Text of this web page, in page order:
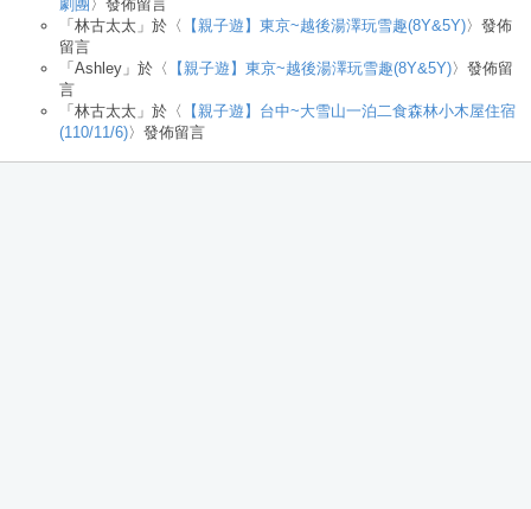
劇團 〉發佈留言
「 林古太太 」於〈 【親子遊】東京~越後湯澤玩雪趣(8Y&5Y)〉發佈
留言
「 Ashley 」於〈 【親子遊】東京~越後湯澤玩雪趣(8Y&5Y)〉發佈留
言
「 林古太太 」於〈
【親子遊】台中~大雪山一泊二食森林小木屋住宿
(110/11/6)〉發佈留言